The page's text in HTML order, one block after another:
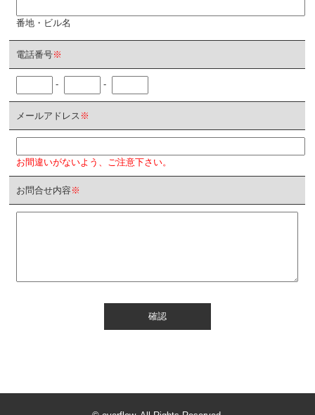
番地・ビル名
電話番号※
- -
メールアドレス ※
お間違いがないよう、ご注意下さい。
お問合せ内容 ※
確認